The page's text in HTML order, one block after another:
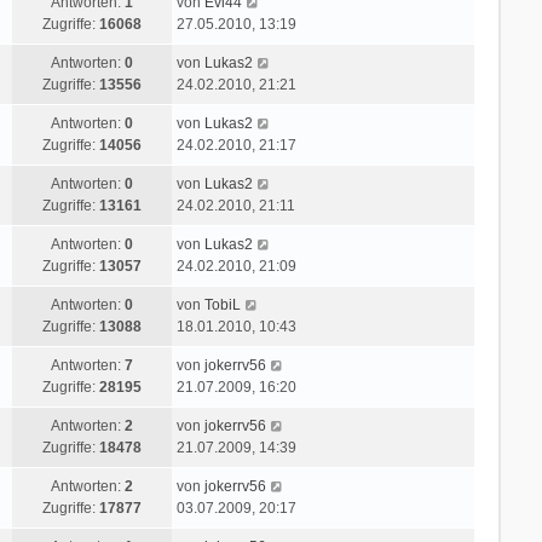
a
i
r
a
r
B
i
r
a
z
t
r
B
i
r
a
Zugriffe: 16068
e
z
t
r
B
i
r
a
27.05.2010, 13:19
Antworten: 0
Zugriffe: 13556
L
e
z
t
r
B
i
r
a
von Lukas2
24.02.2010, 21:21
Antworten: 0
Zugriffe: 14056
L
e
z
t
r
B
i
r
a
von Lukas2
24.02.2010, 21:17
Antworten: 0
Zugriffe: 13161
L
e
z
t
r
B
i
r
a
von Lukas2
24.02.2010, 21:11
Antworten: 0
Zugriffe: 13057
L
e
z
t
r
B
i
r
a
von Lukas2
24.02.2010, 21:09
Antworten: 0
Zugriffe: 13088
L
e
z
t
r
B
i
von TobiL
18.01.2010, 10:43
Antworten: 7
Zugriffe: 28195
L
e
z
t
r
B
von jokerrv56
21.07.2009, 16:20
Antworten: 2
Zugriffe: 18478
L
e
z
t
von jokerrv56
21.07.2009, 14:39
Antworten: 2
Zugriffe: 17877
L
e
von jokerrv56
03.07.2009, 20:17